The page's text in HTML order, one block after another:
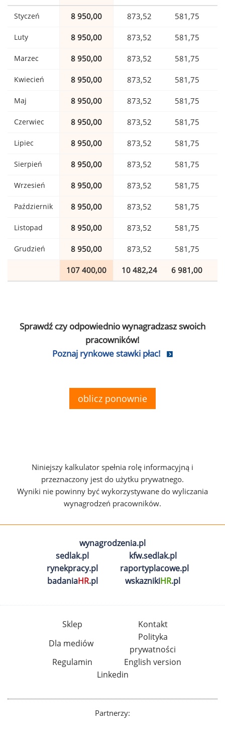
Styczeń 8 950,00 873,52 581,75
Luty 8 950,00 873,52 581,75
Marzec 8 950,00 873,52 581,75
Kwiecień 8 950,00 873,52 581,75
Maj 8 950,00 873,52 581,75
Czerwiec 8 950,00 873,52 581,75
Lipiec 8 950,00 873,52 581,75
Sierpień 8 950,00 873,52 581,75
Wrzesień 8 950,00 873,52 581,75
Październik 8 950,00 873,52 581,75
Listopad 8 950,00 873,52 581,75
Grudzień 8 950,00 873,52 581,75
107 400,00 10 482,24 6 981,00
Sprawdź czy odpowiednio wynagradzasz swoich
pracowników!
Poznaj rynkowe stawki płac!
oblicz ponownie
Niniejszy kalkulator spełnia rolę informacyjną i
przeznaczony jest do użytku prywatnego.
Wyniki nie powinny być wykorzystywane do wyliczania
wynagrodzeń pracowników.
wynagrodzenia.pl
sedlak.pl
kfw.sedlak.pl
rynekpracy.pl
raportyplacowe.pl
badaniaHR.pl wskaznikiHR.pl
Sklep
Kontakt
Dla mediów
Polityka
prywatności
Regulamin
English version
Linkedin
Partnerzy: